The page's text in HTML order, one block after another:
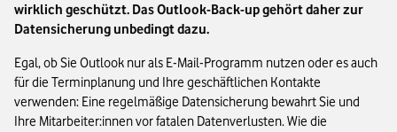
wirklich geschützt. Das Outlook-Back-up gehört daher zur
Datensicherung unbedingt dazu.
Egal, ob Sie Outlook nur als E-Mail-Programm nutzen oder es auch
für die Terminplanung und Ihre geschäftlichen Kontakte
verwenden: Eine regelmäßige Datensicherung bewahrt Sie und
Ihre Mitarbeiter:innen vor fatalen Datenverlusten. Wie die